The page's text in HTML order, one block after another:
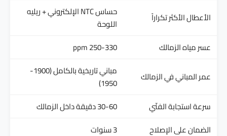
الأعطال الأكثر تكراراً
حساس NTC الإلكتروني + ريليه
اللوحة
عسر مياه الزمالك
250-330 ppm
عمر المباني في الزمالك
مباني تاريخية بالكامل (1900-
1950)
سرعة استجابة الفنّي
30-60 دقيقة داخل الزمالك
الضمان على الإصلاح
3 سنوات